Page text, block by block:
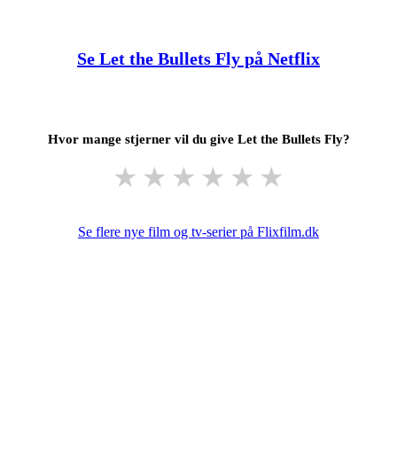
Se Let the Bullets Fly på Netflix
Hvor mange stjerner vil du give Let the Bullets Fly?
★ ★ ★ ★ ★ ★
Se flere nye film og tv-serier på Flixfilm.dk